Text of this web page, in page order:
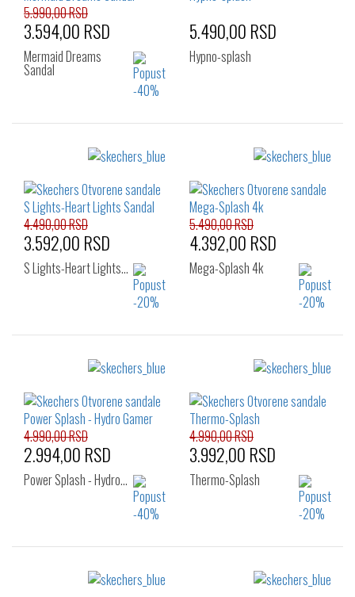
Izaberi željeni broj:
29 30
32
33
34
5.990,00 RSD
3.594,00 RSD
Mermaid Dreams
Sandal
Izaberi željeni broj:
5.490,00 RSD
Hypno-splash
Izaberi željeni broj:
25
26
4.490,00 RSD
3.592,00 RSD
S Lights-Heart Lights…
Izaberi željeni broj:
28 29
31
32
34
5.490,00 RSD
4.392,00 RSD
Mega-Splash 4k
Izaberi željeni broj:
4.990,00 RSD
2.994,00 RSD
Power Splash - Hydro…
Izaberi željeni broj:
4.990,00 RSD
3.992,00 RSD
Thermo-Splash